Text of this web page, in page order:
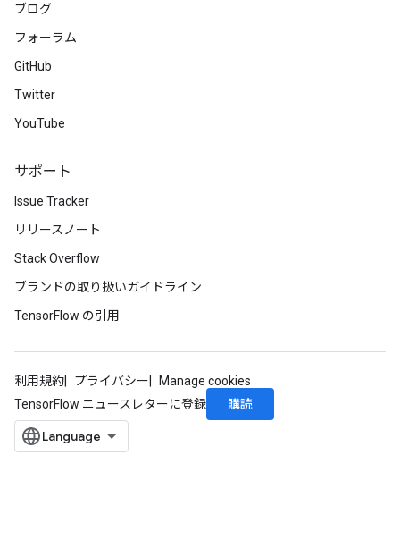
ブログ
フォーラム
GitHub
Twitter
YouTube
サポート
Issue Tracker
リリースノート
Stack Overflow
ブランドの取り扱いガイドライン
TensorFlow の引用
利用規約 プライバシー
Manage cookies
TensorFlow ニュースレターに登録
購読